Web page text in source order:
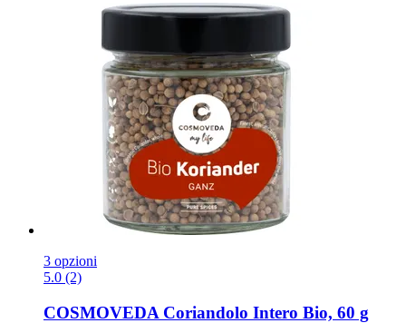
3 opzioni
5.0 (2)
COSMOVEDA Coriandolo Intero Bio, 60 g